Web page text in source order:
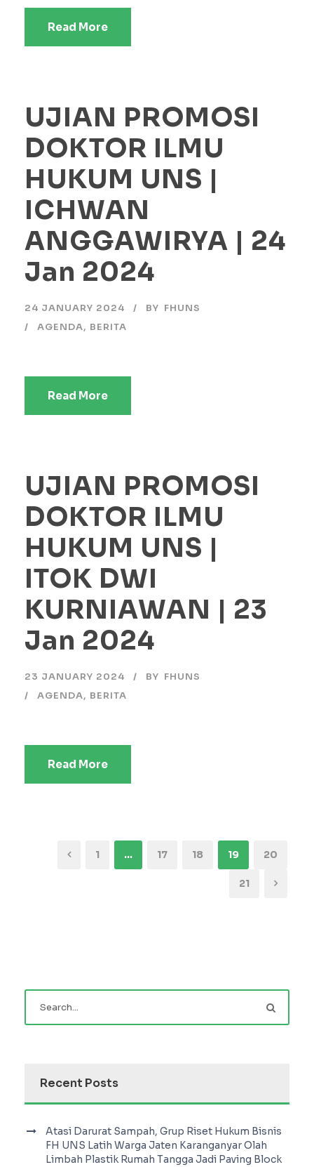
Read More
UJIAN PROMOSI
DOKTOR ILMU
HUKUM UNS |
ICHWAN
ANGGAWIRYA | 24
Jan 2024
24 JANUARY 2024 BY FHUNS
AGENDA, BERITA
Read More
UJIAN PROMOSI
DOKTOR ILMU
HUKUM UNS |
ITOK DWI
KURNIAWAN | 23
Jan 2024
23 JANUARY 2024 BY FHUNS
AGENDA, BERITA
Read More
1 … 17 18 19 20
21
Recent Posts
Atasi Darurat Sampah, Grup Riset Hukum Bisnis
FH UNS Latih Warga Jaten Karanganyar Olah
Limbah Plastik Rumah Tangga Jadi Paving Block